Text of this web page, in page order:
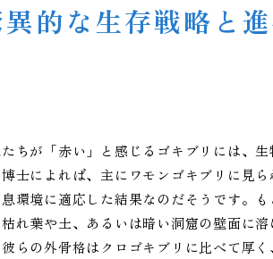
的な生存戦略と
ちが「赤い」と感じるゴキブリには、生
士によれば、主にワモンゴキブリに見ら
環境に適応した結果なのだそうです。も
れ葉や土、あるいは暗い洞窟の壁面に溶
らの外骨格はクロゴキブリに比べて厚く